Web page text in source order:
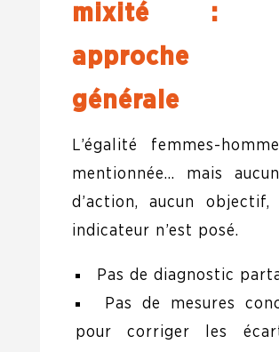
mixité :
approche
générale
L’égalité femmes-
mentionnée… mais
d’action, aucun objectif,
indicateur n’est posé.
Pas de diagnostic
Pas de mesures
pour corriger les